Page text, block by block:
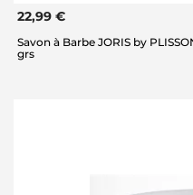
22,99 €
Savon à Barbe JORIS by
grs